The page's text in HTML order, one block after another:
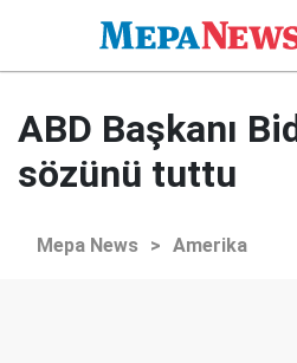
ABD Başkanı
sözünü tuttu
Mepa News > Amerika